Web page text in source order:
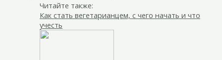
Читайте также:
Как стать вегетарианцем, с чего начать и что
учесть